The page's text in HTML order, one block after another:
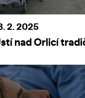
2. 2025
nad Orlicí